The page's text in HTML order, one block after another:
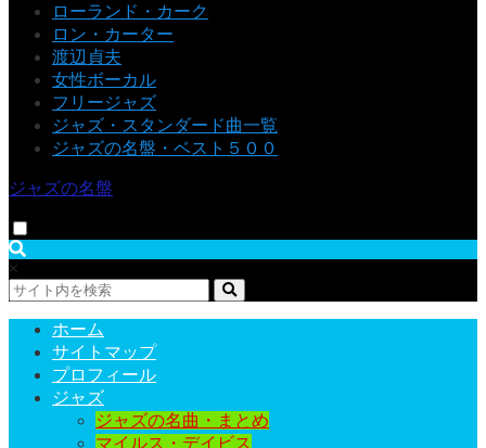
ローランド・カーク
ロン・カーター
渡辺貞夫
女性ボーカル
フリージャズ
ジャズ・スタンダード曲一覧
ジャズの名盤・ベスト５００
ジャズの名盤
×
ホーム
サイトマップ
プロフィール
ジャズ
ジャズの名曲・まとめ
マイルス・デイビス